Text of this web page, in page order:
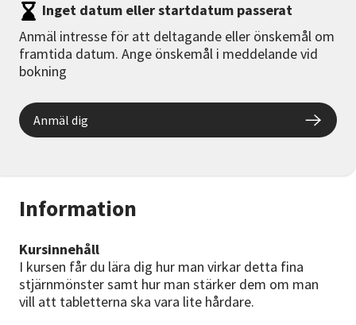
Information
Kursinnehåll
I kursen får du lära dig hur man virkar detta fina
stjärnmönster samt hur man stärker dem om man
vill att tabletterna ska vara lite hårdare.
Inget datum eller startdatum passerat
Anmäl intresse för att deltagande eller önskemål om
framtida datum. Ange önskemål i meddelande vid
bokning
Anmäl dig